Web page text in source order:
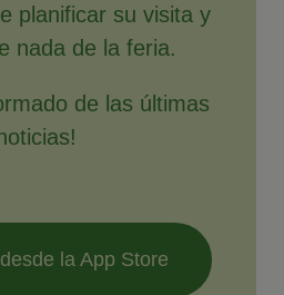
planificar su visita y
nada de la feria.
de las últimas
la App Store